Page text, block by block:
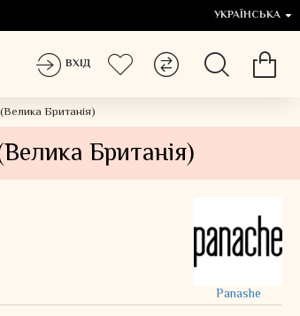
УКРАЇНСЬКА
ВХІД
Британія)
Британія)
Panashe